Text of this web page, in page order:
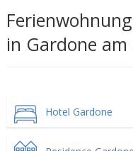
in Gardone am
Hotel Gardone